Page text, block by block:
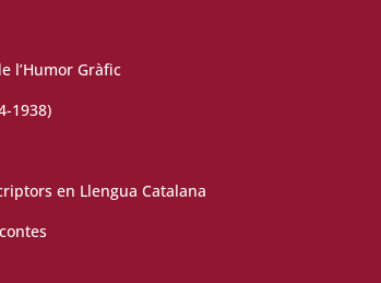
l’Humor Gràfic
1938)
en Llengua Catalana